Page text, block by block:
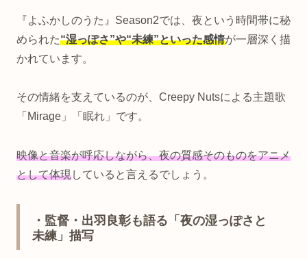
『よふかしのうた』Season2では、夜という時間帯に秘
められた“湿っぽさ”や“未練”といった感情が一層深く描
かれています。
その情緒を支えているのが、Creepy Nutsによる主題歌
「Mirage」「眠れ」です。
映像と音楽が呼応しながら、夜の質感そのものをアニメ
として体現していると言えるでしょう。
・監督・出羽良彰も語る「夜の湿っぽさと
未練」描写